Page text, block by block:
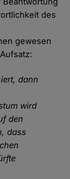
des
gewesen
dann
wird
den
dass